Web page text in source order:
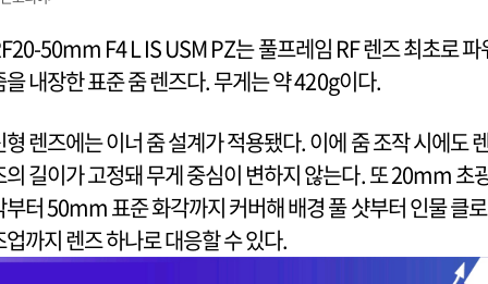
50mm F4 L IS USM PZ는 풀프레임 RF 렌즈 최초로 파
을 내장한 표준 줌 렌즈다. 무게는 약 420g이다.
형 렌즈에는 이너 줌 설계가 적용됐다. 이에 줌 조작 시에도
의 길이가 고정돼 무게 중심이 변하지 않는다. 또 20mm 초
부터 50mm 표준 화각까지 커버해 배경 풀 샷부터 인물 클로
업까지 렌즈 하나로 대응할 수 있다.